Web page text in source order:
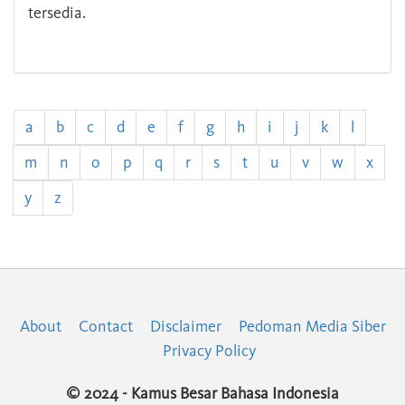
tersedia.
a b c d e f g h i j k
l
m
n o p q r s t u v w
x
y
z
About Contact Disclaimer
Pedoman Media Siber
Privacy Policy
© 2024 - Kamus Besar Bahasa Indonesia